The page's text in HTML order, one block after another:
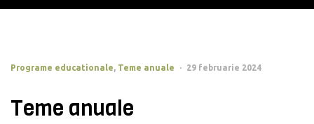
Programe educationale, Teme anuale 29 februarie 2024
Teme anuale